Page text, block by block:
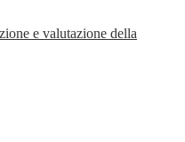
e valutazione della